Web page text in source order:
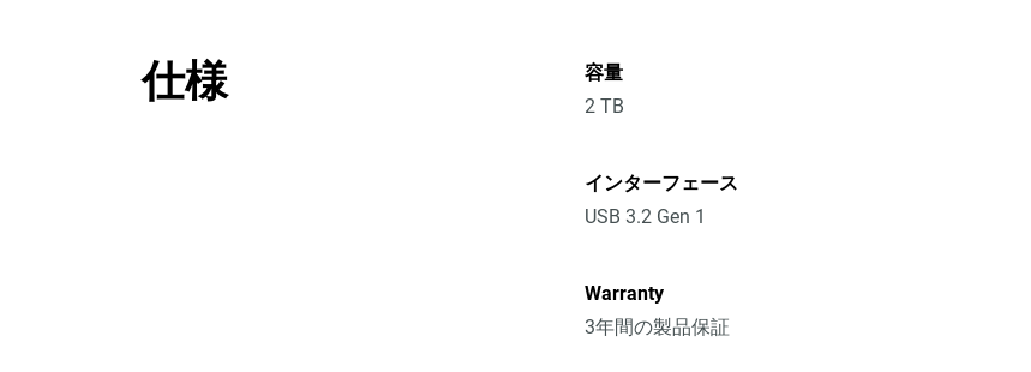
仕様
容量
2 TB
インターフェース
USB 3.2 Gen 1
Warranty
3年間の製品保証